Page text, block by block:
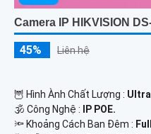
Camera IP HIKVISION
45% Liên hệ
🦉 Hình Ành Chất Lượng : Ultra
🕉️ Công Nghệ :
IP POE.
🔦 Khoảng Cách Ban Đêm :